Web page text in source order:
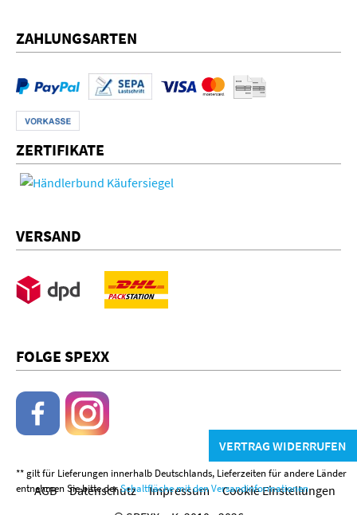
ZAHLUNGSARTEN
ZERTIFIKATE
VERSAND
FOLGE SPEXX
VERTRAG WIDERRUFEN
AGB Datenschutz Impressum Cookie Einstellungen
** gilt für Lieferungen innerhalb Deutschlands, Lieferzeiten für andere Länder
entnehmen Sie bitte derSchaltfläche mit den Versandinformationen